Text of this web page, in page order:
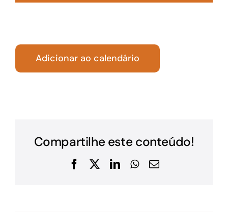
Adicionar ao calendário
Compartilhe este conteúdo!
Facebook
X LinkedInWhatsApp
E-